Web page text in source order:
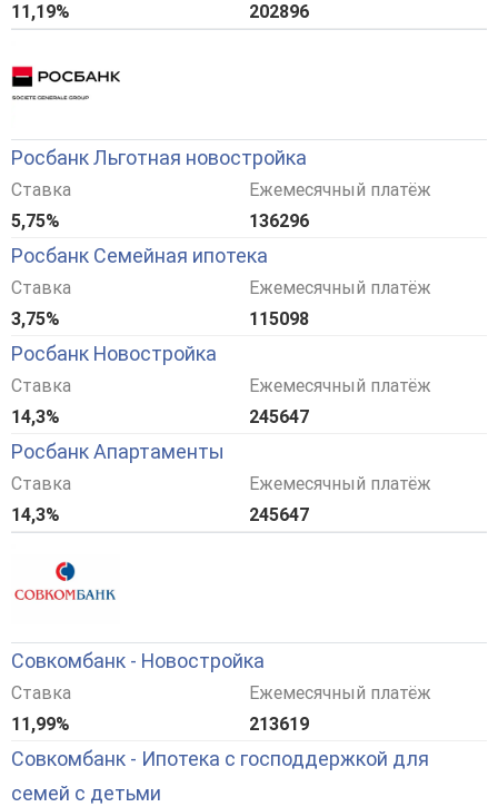
11,19%
202896
Росбанк Льготная новостройка
Ставка
5,75%
Ежемесячный платёж
136296
Росбанк Семейная ипотека
Ставка
3,75%
Ежемесячный платёж
115098
Росбанк Новостройка
Ставка
14,3%
Ежемесячный платёж
245647
Росбанк Апартаменты
Ставка
14,3%
Ежемесячный платёж
245647
Совкомбанк - Новостройка
Ставка
11,99%
Ежемесячный платёж
213619
Совкомбанк - Ипотека с господдержкой для
семей с детьми